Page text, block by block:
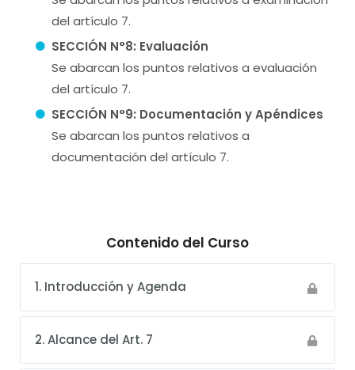
del artículo 7.
SECCIÓN N°8: Evaluación
Se abarcan los puntos relativos a evaluación
del artículo 7.
SECCIÓN N°9: Documentación y Apéndices
Se abarcan los puntos relativos a
documentación del artículo 7.
Contenido del Curso
1. Introducción y Agenda
2. Alcance del Art. 7